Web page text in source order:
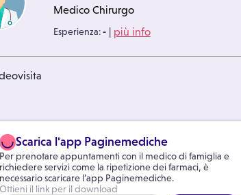
Medico Chirurgo
Esperienza:-| più info
Scarica l'app Paginemediche
Per prenotare appuntamenti con il medico di famiglia e
richiedere servizi come la ripetizione dei farmaci, è
necessario scaricare l’app Paginemediche.
Ottieni il link per il download